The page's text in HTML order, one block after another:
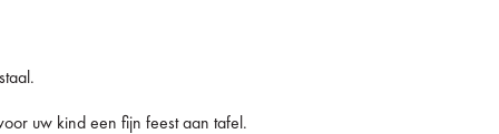
uw kind een fijn feest aan tafel.